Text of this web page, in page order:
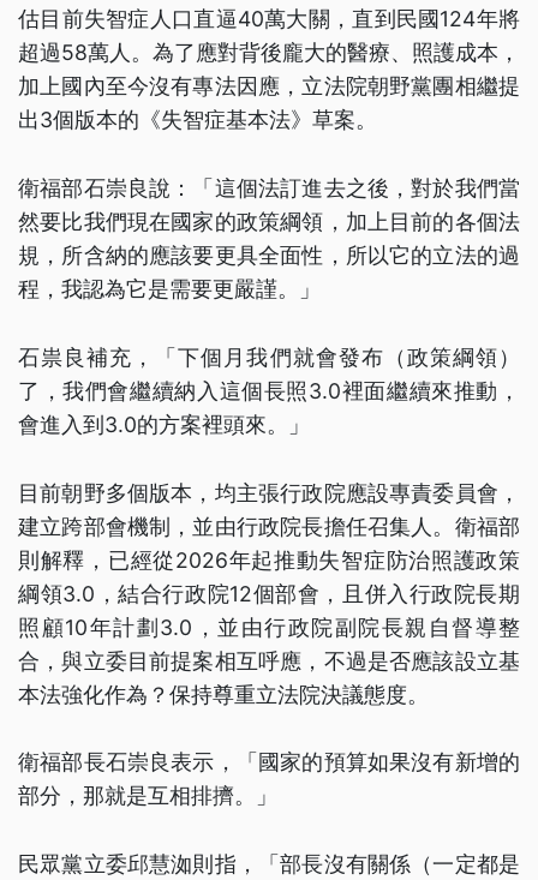
估目前失智症人口直逼40萬大關，直到民國124年將
超過58萬人。為了應對背後龐大的醫療、照護成本，
加上國內至今沒有專法因應，立法院朝野黨團相繼提
出3個版本的《失智症基本法》草案。
衛福部石崇良說：「這個法訂進去之後，對於我們當
然要比我們現在國家的政策綱領，加上目前的各個法
規，所含納的應該要更具全面性，所以它的立法的過
程，我認為它是需要更嚴謹。」
石祟良補充，「下個月我們就會發布（政策綱領）
了，我們會繼續納入這個長照3.0裡面繼續來推動，
會進入到3.0的方案裡頭來。」
目前朝野多個版本，均主張行政院應設專責委員會，
建立跨部會機制，並由行政院長擔任召集人。衛福部
則解釋，已經從2026年起推動失智症防治照護政策
綱領3.0，結合行政院12個部會，且併入行政院長期
照顧10年計劃3.0，並由行政院副院長親自督導整
合，與立委目前提案相互呼應，不過是否應該設立基
本法強化作為？保持尊重立法院決議態度。
衛福部長石崇良表示，「國家的預算如果沒有新增的
部分，那就是互相排擠。」
民眾黨立委邱慧洳則指，「部長沒有關係（一定都是